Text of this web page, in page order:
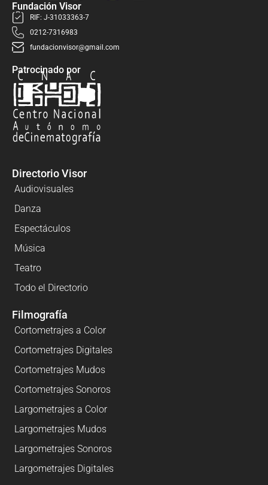
Fundación Visor
RIF: J-31033363-7
0212-7316983
fundacionvisor@gmail.com
Patrocinado por
Directorio Visor
Audiovisuales
Danza
Espectáculos
Música
Teatro
Todo el Directorio
Filmografía
Cortometrajes a Color
Cortometrajes Digitales
Cortometrajes Mudos
Cortometrajes Sonoros
Largometrajes a Color
Largometrajes Mudos
Largometrajes Sonoros
Largometrajes Digitales